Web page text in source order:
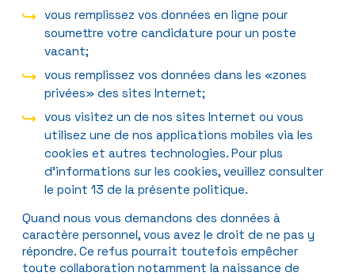
vous remplissez vos données en ligne pour
soumettre votre candidature pour un poste
vacant;
vous remplissez vos données dans les «zones
privées» des sites Internet;
vous visitez un de nos sites Internet ou vous
utilisez une de nos applications mobiles via les
cookies et autres technologies. Pour plus
d’informations sur les cookies, veuillez consulter
le point 13 de la présente politique.
Quand nous vous demandons des données à
caractère personnel, vous avez le droit de ne pas y
répondre. Ce refus pourrait toutefois empêcher
toute collaboration notamment la naissance de